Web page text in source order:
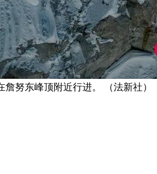
努东峰顶附近行进。 （法新社）